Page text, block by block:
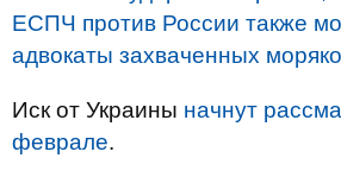
ЕСПЧ против России также
адвокаты захваченных
Иск от Украины начнут
феврале.